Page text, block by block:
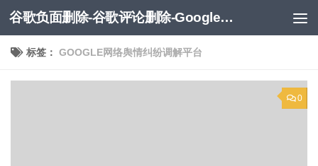
跳至内容 谷歌负面删除-谷歌评论删除-Google负面移除-Google负面评论删除
标签： GOOGLE网络舆情纠纷调解平台
0